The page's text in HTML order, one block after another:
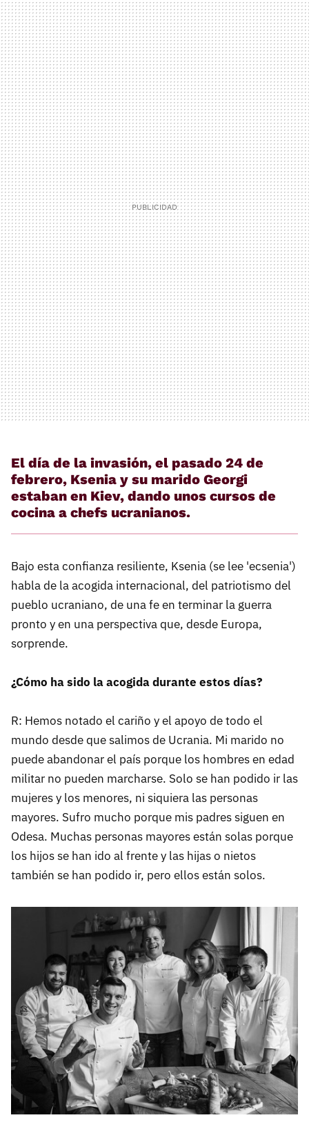
El día de la invasión, el pasado 24 de
febrero, Ksenia y su marido Georgi
estaban en Kiev, dando unos cursos de
cocina a chefs ucranianos.
Bajo esta confianza resiliente, Ksenia (se lee 'ecsenia')
habla de la acogida internacional, del patriotismo del
pueblo ucraniano, de una fe en terminar la guerra
pronto y en una perspectiva que, desde Europa,
sorprende.
¿Cómo ha sido la acogida durante estos días?
R: Hemos notado el cariño y el apoyo de todo el
mundo desde que salimos de Ucrania. Mi marido no
puede abandonar el país porque los hombres en edad
militar no pueden marcharse. Solo se han podido ir las
mujeres y los menores, ni siquiera las personas
mayores. Sufro mucho porque mis padres siguen en
Odesa. Muchas personas mayores están solas porque
los hijos se han ido al frente y las hijas o nietos
también se han podido ir, pero ellos están solos.